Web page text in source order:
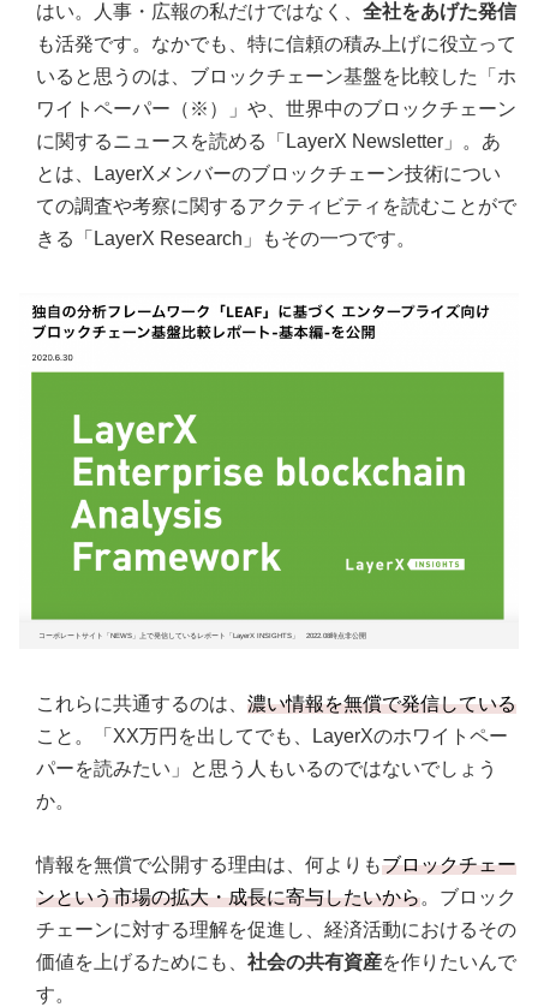
はい。人事・広報の私だけではなく、 全社をあげた発信
も活発です。なかでも、特に信頼の積み上げに役立って
いると思うのは、ブロックチェーン基盤を比較した「ホ
ワイトペーパー（※）」や、世界中のブロックチェーン
に関するニュースを読める「LayerX Newsletter」。あ
とは、LayerXメンバーのブロックチェーン技術につい
ての調査や考察に関するアクティビティを読むことがで
きる「LayerX Research」もその一つです。
コーポレートサイト「NEWS」上で発信しているレポート「LayerX INSIGHTS」 2022.08時点非公開
これらに共通するのは、 濃い情報を無償で発信している
こと。「XX万円を出してでも、LayerXのホワイトペー
パーを読みたい」と思う人もいるのではないでしょう
か。
情報を無償で公開する理由は、何よりもブロックチェー
ンという市場の拡大・成長に寄与したいから。ブロック
チェーンに対する理解を促進し、経済活動におけるその
価値を上げるためにも、 社会の共有資産を作りたいんで
す。